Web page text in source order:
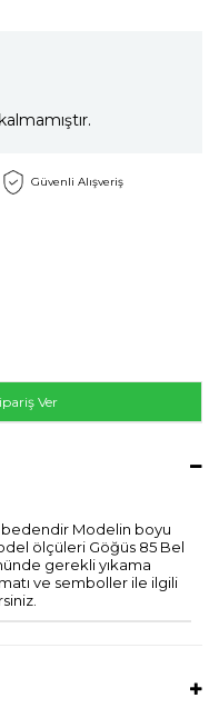
Güvenli Alışveriş
Ver
Modelin boyu
ölçüleri Göğüs 85 Bel
gerekli yıkama
ve semboller ile ilgili